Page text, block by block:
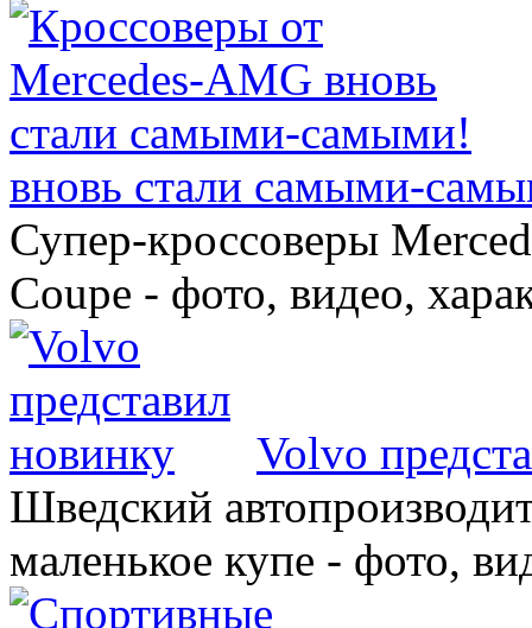
вновь стали самыми-
Супер-кроссоверы
Coupe - фото, видео,
Volvo
Шведский
маленькое купе - фото,